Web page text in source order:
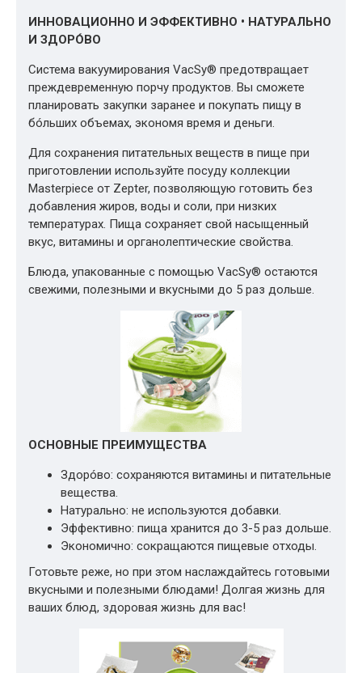
ИННОВАЦИОННО И ЭФФЕКТИВНО • НАТУРАЛЬНО
И ЗДОРÓВО
Система вакуумирования VacSy® предотвращает
преждевременную порчу продуктов. Вы сможете
планировать закупки заранее и покупать пищу в
бóльших объемах, экономя время и деньги.
Для сохранения питательных веществ в пище при
приготовлении используйте посуду коллекции
Masterpiece от Zepter, позволяющую готовить без
добавления жиров, воды и соли, при низких
температурах. Пища сохраняет свой насыщенный
вкус, витамины и органолептические свойства.
Блюда, упакованные с помощью VacSy® остаются
свежими, полезными и вкусными до 5 раз дольше.
ОСНОВНЫЕ ПРЕИМУЩЕСТВА
Здорóво: сохраняются витамины и питательные
вещества.
Натурально: не используются добавки.
Эффективно: пища хранится до 3-5 раз дольше.
Экономично: сокращаются пищевые отходы.
Готовьте реже, но при этом наслаждайтесь готовыми
вкусными и полезными блюдами! Долгая жизнь для
ваших блюд, здоровая жизнь для вас!